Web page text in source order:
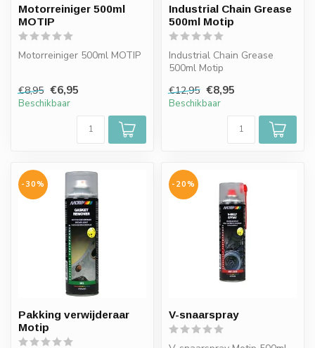
Motorreiniger 500ml
MOTIP
Motorreiniger 500ml MOTIP
€8,95 €6,95
Beschikbaar
Industrial Chain Grease
500ml Motip
Industrial Chain Grease
500ml Motip
€12,95 €8,95
Beschikbaar
-30%
Pakking verwijderaar
Motip
-20%
V-snaarspray